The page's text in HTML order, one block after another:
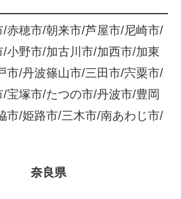
/赤穂市/朝来市/芦屋市/尼崎市/
小野市/加古川市/加西市/加東
市/丹波篠山市/三田市/宍粟市/
宝塚市/たつの市/丹波市/豊岡
市/姫路市/三木市/南あわじ市/
奈良県